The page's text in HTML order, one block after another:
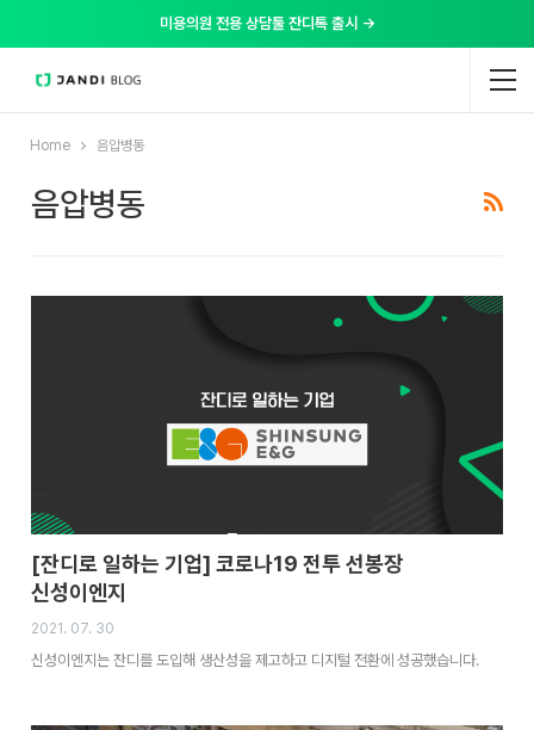
미용의원 전용 상담툴 잔디톡 출시 →
Home 음압병동
음압병동
[잔디로 일하는 기업] 코로나19 전투 선봉장
신성이엔지
2021. 07. 30
신성이엔지는 잔디를 도입해 생산성을 제고하고 디지털 전환에 성공했습니다.